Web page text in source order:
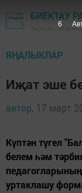
БИЕКТАУ
"Биектау
ЯҢАЛЫКЛАР
Иҗат эше
автор, 17 март
Күптән түгел
белем һәм
уртаклашу
5